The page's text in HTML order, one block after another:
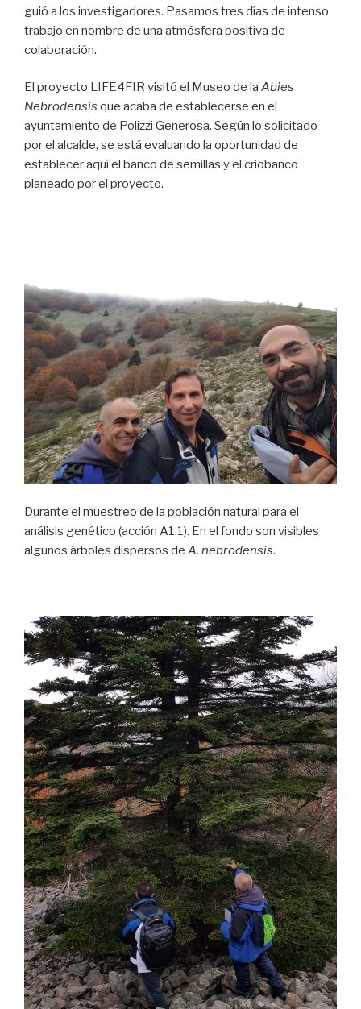
guió a los investigadores. Pasamos tres días de intenso
trabajo en nombre de una atmósfera positiva de
colaboración.
El proyecto LIFE4FIR visitó el Museo de la Abies
Nebrodensis que acaba de establecerse en el
ayuntamiento de Polizzi Generosa. Según lo solicitado
por el alcalde, se está evaluando la oportunidad de
establecer aquí el banco de semillas y el criobanco
planeado por el proyecto.
Durante el muestreo de la población natural para el
análisis genético (acción A1.1). En el fondo son visibles
algunos árboles dispersos de A. nebrodensis.